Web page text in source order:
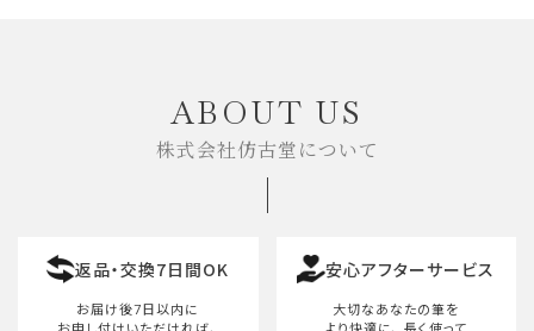
ABOUT US
株式会社仿古堂について
返品・交換7日間OK
お届け後7日以内に
安心アフターサービス
大切なあなたの筆を